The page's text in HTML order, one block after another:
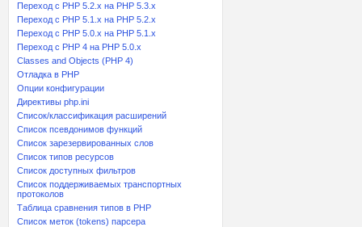
Переход c PHP 5.2.x на PHP 5.3.x
Переход с PHP 5.1.x на PHP 5.2.x
Переход с PHP 5.0.x на PHP 5.1.x
Переход с PHP 4 на PHP 5.0.x
Classes and Objects (PHP 4)
Отладка в PHP
Опции конфигурации
Директивы php.ini
Список/классификация расширений
Список псевдонимов функций
Список зарезервированных слов
Список типов ресурсов
Список доступных фильтров
Список поддерживаемых транспортных
протоколов
Таблица сравнения типов в PHP
Список меток (tokens) парсера